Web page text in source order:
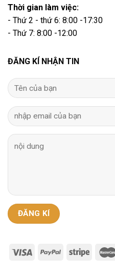
Thời gian làm việc:
- Thứ 2 - thứ 6: 8:00 -17:30
- Thứ 7: 8:00 -12:00
ĐĂNG KÍ NHẬN TIN